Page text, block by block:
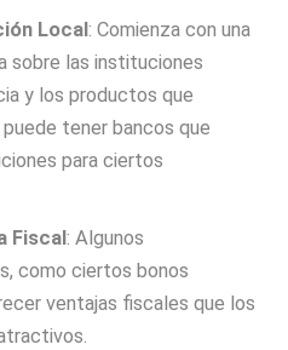
Local: Comienza con una
sobre las instituciones
y los productos que
tener bancos que
para ciertos
Fiscal: Algunos
como ciertos bonos
ventajas fiscales que los